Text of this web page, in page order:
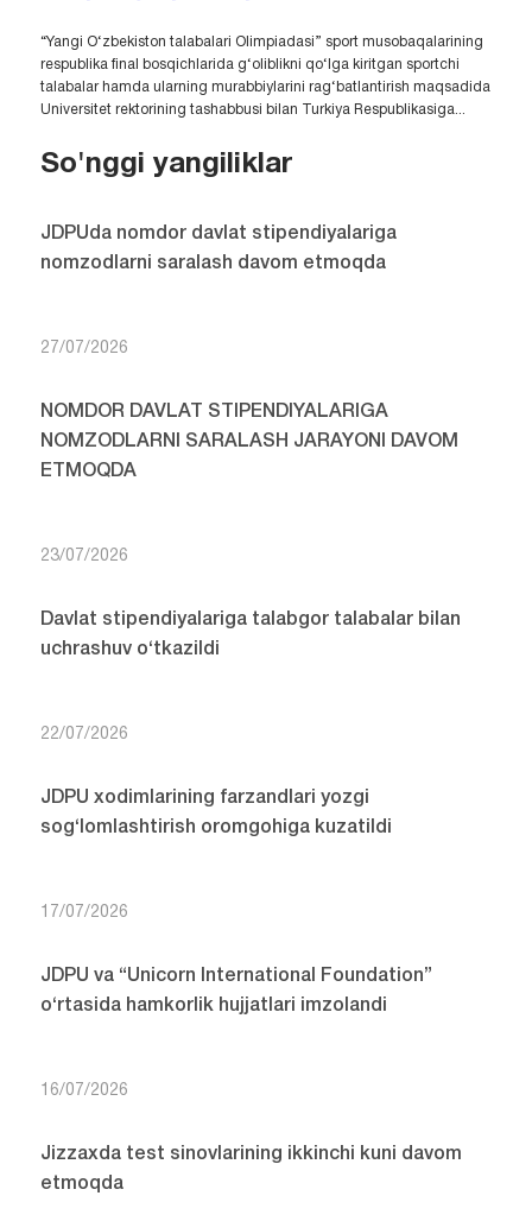
“Yangi O‘zbekiston talabalari Olimpiadasi” sport musobaqalarining
respublika final bosqichlarida g‘oliblikni qo‘lga kiritgan sportchi
talabalar hamda ularning murabbiylarini rag‘batlantirish maqsadida
Universitet rektorining tashabbusi bilan Turkiya Respublikasiga...
So'nggi yangiliklar
JDPUda nomdor davlat stipendiyalariga
nomzodlarni saralash davom etmoqda
27/07/2026
NOMDOR DAVLAT STIPENDIYALARIGA
NOMZODLARNI SARALASH JARAYONI DAVOM
ETMOQDA
23/07/2026
Davlat stipendiyalariga talabgor talabalar bilan
uchrashuv o‘tkazildi
22/07/2026
JDPU xodimlarining farzandlari yozgi
sog‘lomlashtirish oromgohiga kuzatildi
17/07/2026
JDPU va “Unicorn International Foundation”
o‘rtasida hamkorlik hujjatlari imzolandi
16/07/2026
Jizzaxda test sinovlarining ikkinchi kuni davom
etmoqda